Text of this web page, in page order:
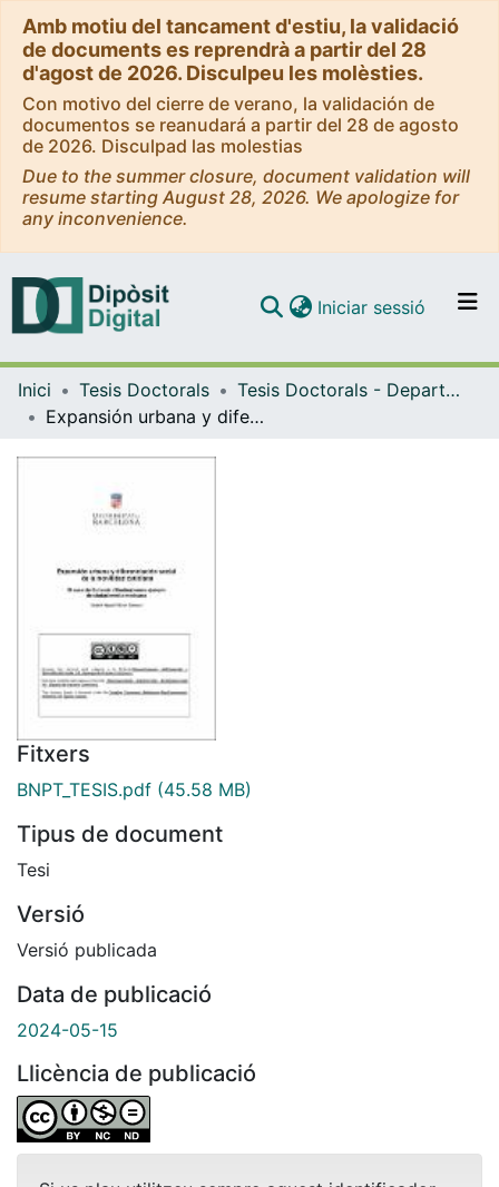
Amb motiu del tancament d'estiu, la validació
de documents es reprendrà a partir del 28
d'agost de 2026. Disculpeu les molèsties.
Con motivo del cierre de verano, la validación de
documentos se reanudará a partir del 28 de agosto
de 2026. Disculpad las molestias
Due to the summer closure, document validation will
resume starting August 28, 2026. We apologize for
any inconvenience.
Navega per tot el DD
Iniciar sessió (current)
Inici Tesis Doctorals
Tesis Doctorals - Departament – Geografia
Expansión urbana y diferenciación social de la movilidad cotidiana. El caso de Culiacán (Sinaloa) como ejemplo de ciudad media mexicana
Fitxers
BNPT_TESIS.pdf (45.58 MB)
Tipus de document
Tesi
Versió
Versió publicada
Data de publicació
2024-05-15
Llicència de publicació